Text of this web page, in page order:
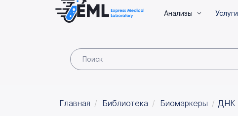
Анализы Услуги
Главная Библиотека Биомаркеры ДНК